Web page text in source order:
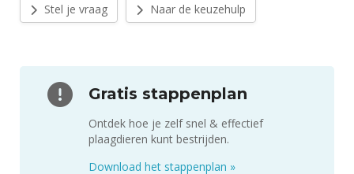
Stel je vraag Naar de keuzehulp
Gratis stappenplan
Ontdek hoe je zelf snel & effectief
plaagdieren kunt bestrijden.
Download het stappenplan »